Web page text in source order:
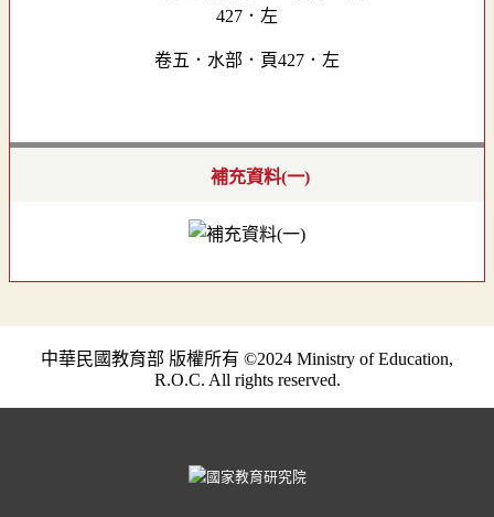
卷五．水部．頁427．左
補充資料(一)
中華民國教育部 版權所有 ©2024 Ministry of Education,
R.O.C. All rights reserved.